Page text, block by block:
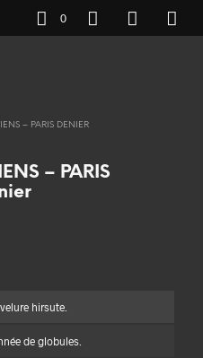
0
– PARIS DENIER
– PARIS
hirsute.
de globules.